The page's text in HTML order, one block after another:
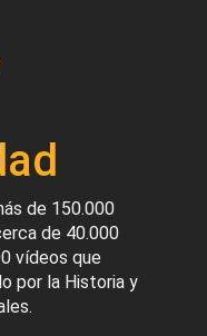
de 150.000
de 40.000
vídeos que
por la Historia y